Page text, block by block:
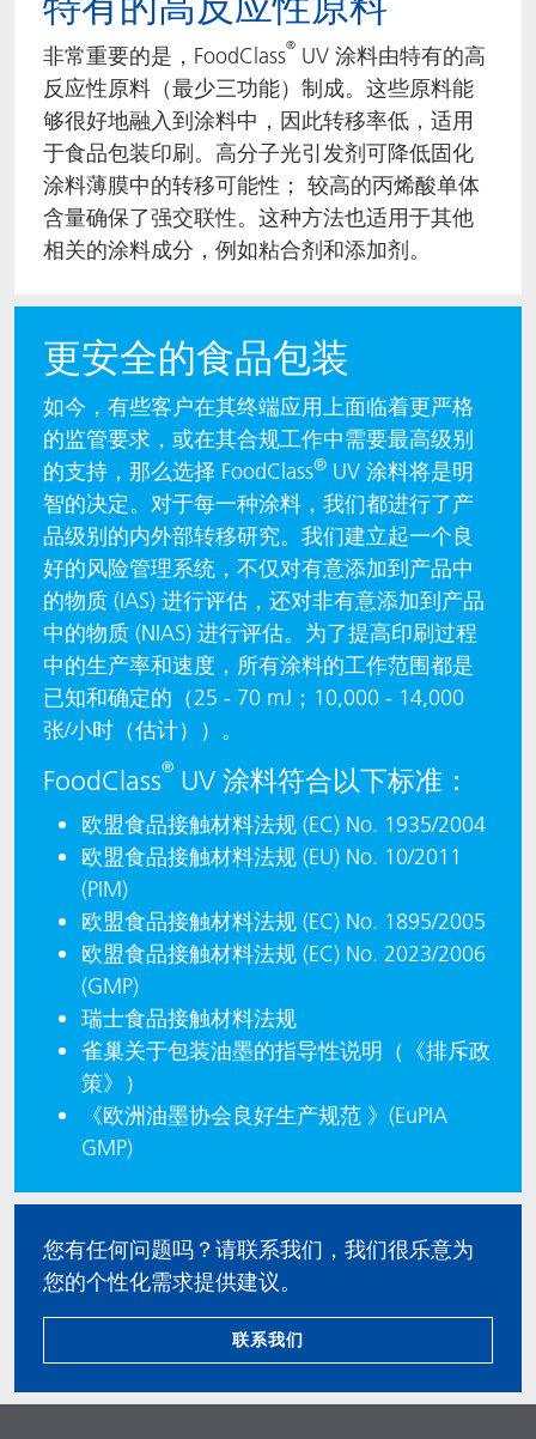
非常重要的是，FoodClass® UV 涂料由特有的高
反应性原料（最少三功能）制成。这些原料能
够很好地融入到涂料中，因此转移率低，适用
于食品包装印刷。高分子光引发剂可降低固化
涂料薄膜中的转移可能性； 较高的丙烯酸单体
含量确保了强交联性。这种方法也适用于其他
相关的涂料成分，例如粘合剂和添加剂。
更安全的食品包装
如今，有些客户在其终端应用上面临着更严格
的监管要求，或在其合规工作中需要最高级别
的支持，那么选择 FoodClass® UV 涂料将是明
智的决定。对于每一种涂料，我们都进行了产
品级别的内外部转移研究。我们建立起一个良
好的风险管理系统，不仅对有意添加到产品中
的物质 (IAS) 进行评估，还对非有意添加到产品
中的物质 (NIAS) 进行评估。为了提高印刷过程
中的生产率和速度，所有涂料的工作范围都是
已知和确定的（25 - 70 mJ；10,000 - 14,000
张/小时（估计））。
FoodClass® UV 涂料符合以下标准：
欧盟食品接触材料法规 (EC) No. 1935/2004
欧盟食品接触材料法规 (EU) No. 10/2011
(PIM)
欧盟食品接触材料法规 (EC) No. 1895/2005
欧盟食品接触材料法规 (EC) No. 2023/2006
(GMP)
瑞士食品接触材料法规
雀巢关于包装油墨的指导性说明（《排斥政
策》）
《欧洲油墨协会良好生产规范 》(EuPIA
GMP)
您有任何问题吗？请联系我们，我们很乐意为
您的个性化需求提供建议。
联系我们